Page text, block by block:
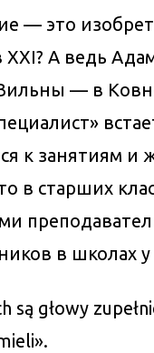
— это
XXI? А ведь
— в
к занятиям и
в старших
в школах
są głowy